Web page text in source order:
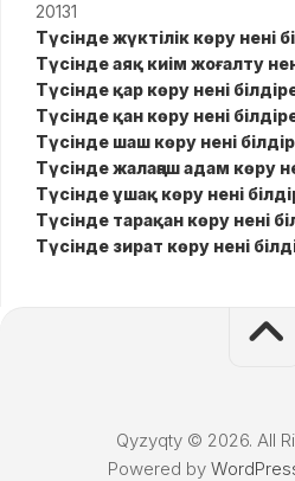
20131
Түсінде жүктілік көру нені
Түсінде аяқ киім жоғалту
Түсінде қар көру нені
Түсінде қан көру нені
Түсінде шаш көру нені
Түсінде жалаңаш адам көру
Түсінде ұшақ көру нені
Түсінде тарақан көру нені
Түсінде зират көру нені
Qyzyqty © 2026. All
Powered by